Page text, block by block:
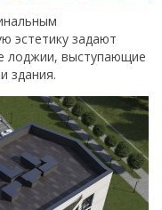
эстетику задают
лоджии, выступающие
здания.